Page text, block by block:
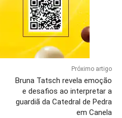
Próximo artigo
Bruna Tatsch revela emoção
e desafios ao interpretar a
guardiã da Catedral de Pedra
em Canela